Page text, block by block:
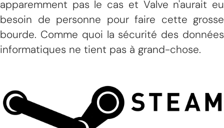
apparemment pas le cas et Valve n'aurait eu
besoin de personne pour faire cette grosse
bourde. Comme quoi la sécurité des données
informatiques ne tient pas à grand-chose.